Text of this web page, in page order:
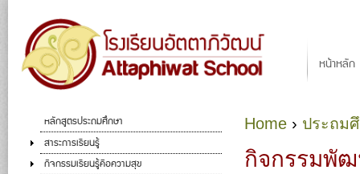
หน้าหลัก
You are here
Home › ประถม
กิจกรรมพั
หลักสูตรประถมศึกษา
สาระการเรียนรู้
กิจกรรมเรียนรู้คือความสุข